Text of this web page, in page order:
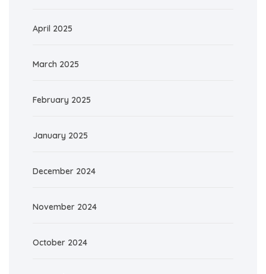
April 2025
March 2025
February 2025
January 2025
December 2024
November 2024
October 2024